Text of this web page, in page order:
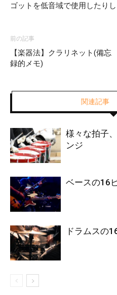
ゴットを低音域で使用したりし
前の記事
【楽器法】クラリネット(備忘
録的メモ)
関連記事
様々な拍子
ンジ
ベースの16
ドラムスの